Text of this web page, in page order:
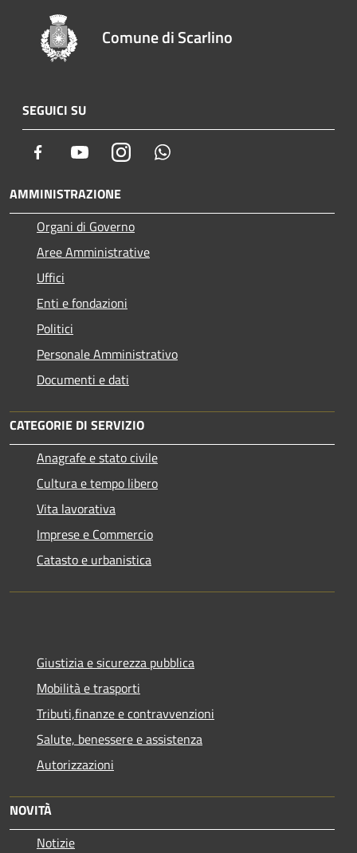
Comune di Scarlino
SEGUICI SU
Facebook YoutubeInstagram
AMMINISTRAZIONE
Organi di Governo
Aree Amministrative
Uffici
Enti e fondazioni
Politici
Personale Amministrativo
Documenti e dati
CATEGORIE DI SERVIZIO
Anagrafe e stato civile
Cultura e tempo libero
Vita lavorativa
Imprese e Commercio
Catasto e urbanistica
Giustizia e sicurezza pubblica
Mobilità e trasporti
Tributi,finanze e contravvenzioni
Salute, benessere e assistenza
Autorizzazioni
NOVITÀ
Notizie